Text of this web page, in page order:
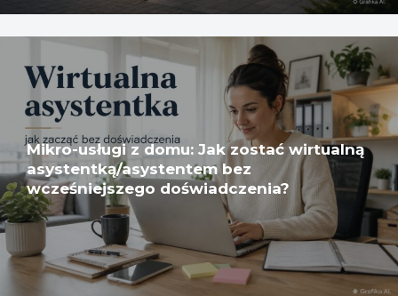
Mikro-usługi z domu: Jak zostać wirtualną
asystentką/asystentem bez
wcześniejszego doświadczenia?